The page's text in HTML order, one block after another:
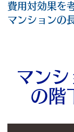
費用対効果を
マンションの
マン
の階